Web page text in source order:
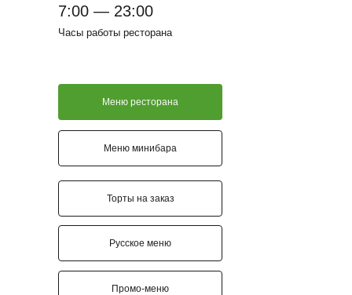
7:00 — 23:00
Часы работы ресторана
Меню ресторана
Русское меню
Торты на заказ
Меню минибара
Промо-меню